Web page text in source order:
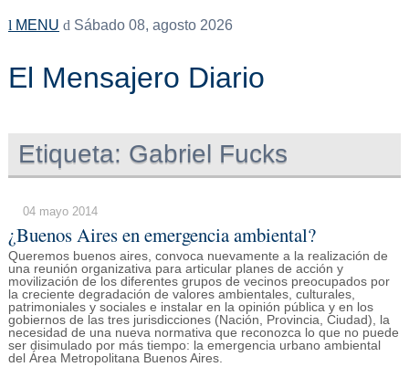
MENU Sábado 08, agosto 2026
El Mensajero Diario
Etiqueta: Gabriel Fucks
04 mayo 2014
¿Buenos Aires en emergencia ambiental?
Queremos buenos aires, convoca nuevamente a la realización de
una reunión organizativa para articular planes de acción y
movilización de los diferentes grupos de vecinos preocupados por
la creciente degradación de valores ambientales, culturales,
patrimoniales y sociales e instalar en la opinión pública y en los
gobiernos de las tres jurisdicciones (Nación, Provincia, Ciudad), la
necesidad de una nueva normativa que reconozca lo que no puede
ser disimulado por más tiempo: la emergencia urbano ambiental
del Área Metropolitana Buenos Aires.